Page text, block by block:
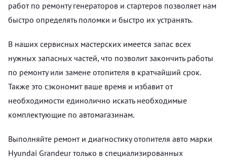
работ по ремонту генераторов и стартеров позволяет нам
быстро определять поломки и быстро их устранять.
В наших сервисных мастерских имеется запас всех
нужных запасных частей, что позволит закончить работы
по ремонту или замене отопителя в кратчайший срок.
Также это сэкономит ваше время и избавит от
необходимости единолично искать необходимые
комплектующие по автомагазинам.
Выполняйте ремонт и диагностику отопителя авто марки
Hyundai Grandeur только в специализированных